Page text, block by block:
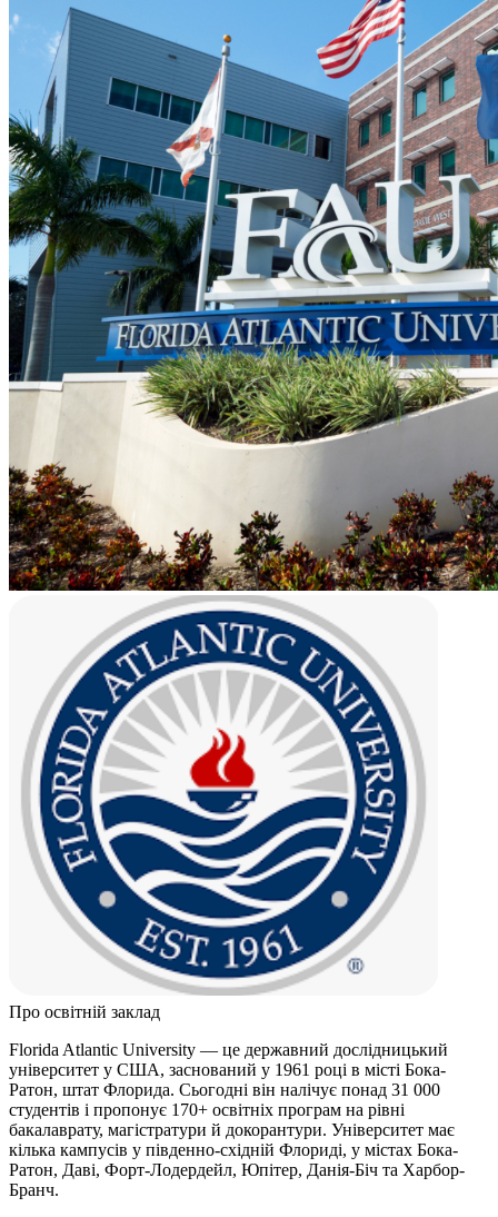
Про освітній заклад
Florida Atlantic University — це державний дослідницький
університет у США, заснований у 1961 році в місті Бока-
Ратон, штат Флорида. Сьогодні він налічує понад 31 000
студентів і пропонує 170+ освітніх програм на рівні
бакалаврату, магістратури й докорантури. Університет має
кілька кампусів у південно-східній Флориді, у містах Бока-
Ратон, Даві, Форт-Лодердейл, Юпітер, Данія-Біч та Харбор-
Бранч.